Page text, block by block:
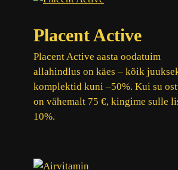
Placent Active
Placent Active aasta oodatuim
allahindlus on käes – kõik
komplektid kuni –50%. Kui su
on vähemalt 75 €, kingime sulle
10%.